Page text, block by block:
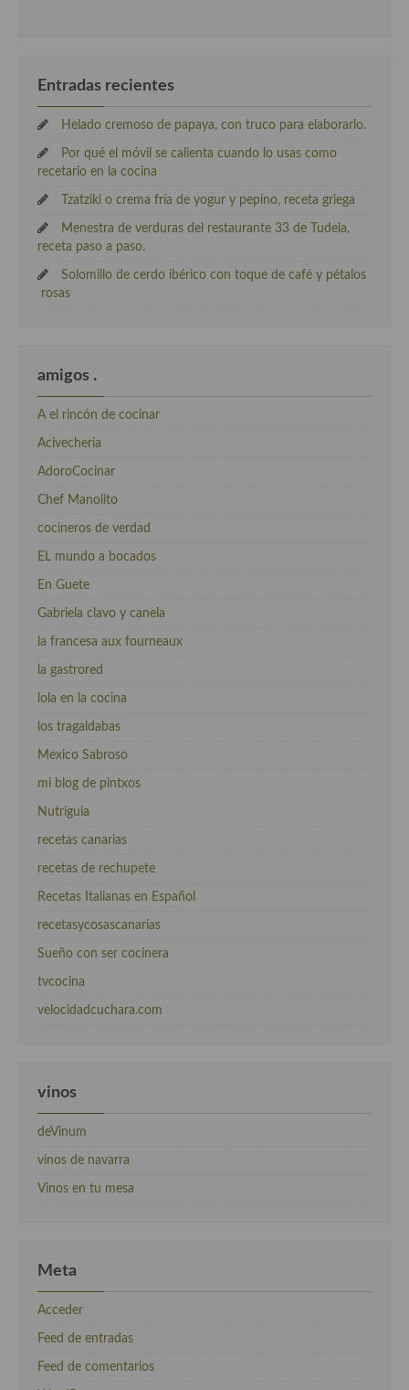
Entradas recientes
Helado cremoso de papaya, con truco para elaborarlo.
Por qué el móvil se calienta cuando lo usas como
recetario en la cocina
Tzatziki o crema fría de yogur y pepino, receta griega
Menestra de verduras del restaurante 33 de Tudela,
receta paso a paso.
Solomillo de cerdo ibérico con toque de café y pétalos
rosas
amigos .
A el rincón de cocinar
Acivecheria
AdoroCocinar
Chef Manolito
cocineros de verdad
EL mundo a bocados
En Guete
Gabriela clavo y canela
la francesa aux fourneaux
la gastrored
lola en la cocina
los tragaldabas
Mexico Sabroso
mi blog de pintxos
Nutriguia
recetas canarias
recetas de rechupete
Recetas Italianas en Español
recetasycosascanarias
Sueño con ser cocinera
tvcocina
velocidadcuchara.com
vinos
deVinum
vinos de navarra
Vinos en tu mesa
Meta
Acceder
Feed de entradas
Feed de comentarios